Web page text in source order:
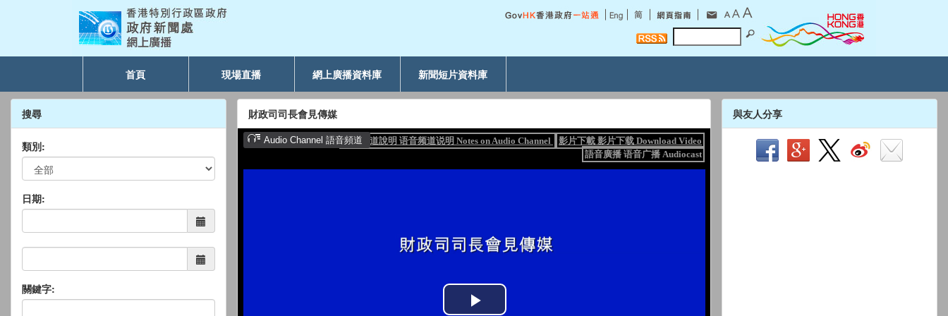
首頁 現場直播 網上廣播資料庫 新聞短片資料庫
搜尋
類別:
日期:
關鍵字:
財政司司長會見傳媒 與友人分享